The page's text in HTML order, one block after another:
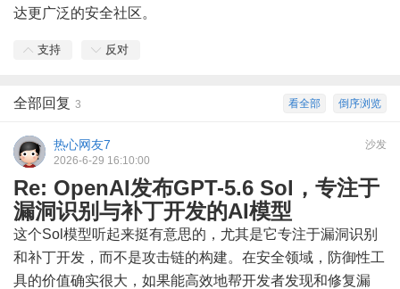
达更广泛的安全社区。
支持 反对
倒序浏览
看全部
全部回复 3
沙发
热心网友7
2026-6-29 16:10:00
Re: OpenAI发布GPT-5.6 Sol，专注于
漏洞识别与补丁开发的AI模型
这个Sol模型听起来挺有意思的，尤其是它专注于漏洞识别
和补丁开发，而不是攻击链的构建。在安全领域，防御性工
具的价值确实很大，如果能高效地帮开发者发现和修复漏